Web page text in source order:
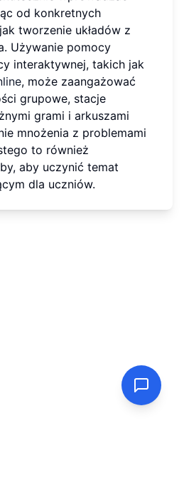
od konkretnych
tworzenie układów z
Używanie pomocy
interaktywnej, takich jak
, może zaangażować
grupowe, stacje
grami i arkuszami
mnożenia z problemami
to również
aby uczynić temat
dla uczniów.